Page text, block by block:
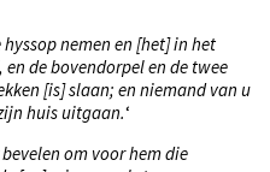
hyssop nemen en [het] in het
de bovendorpel en de twee
[is] slaan; en niemand van u
huis uitgaan.‘
om voor hem die